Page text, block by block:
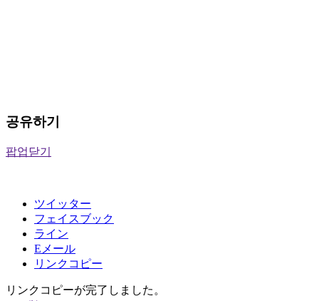
공유하기
팝업닫기
ツイッター
フェイスブック
ライン
Eメール
リンクコピー
リンクコピーが完了しました。